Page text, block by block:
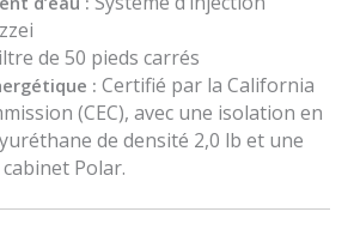
de 50 pieds carrés
: Certifié par la California
(CEC), avec une isolation en
de densité 2,0 lb et une
Polar.